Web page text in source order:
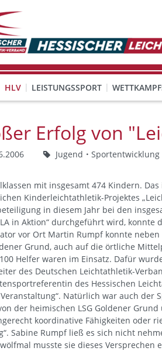
HLV LEISTUNGSSPORT
Erfolg von
Jugend Sportentwicklung
mit insgesamt 474 Kindern.
Kinderleichtathletik-Projektes
in diesem Jahr bei den
in Aktion“ durchgeführt wird,
vor Ort Martin Rumpf konnte
Grund, auch auf die örtliche
Helfer waren im Einsatz. Dafür
des Deutschen Leichtathletik-
des Hessischen
Natürlich war auch der
der heimischen LSG Goldener
koordinative Fähigkeiten oder
Sabine Rumpf ließ es sich nicht
musste sie dieses